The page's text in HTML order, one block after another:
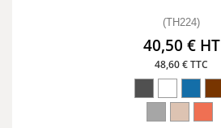
(TH224)
40,50 € HT
48,60 € TTC